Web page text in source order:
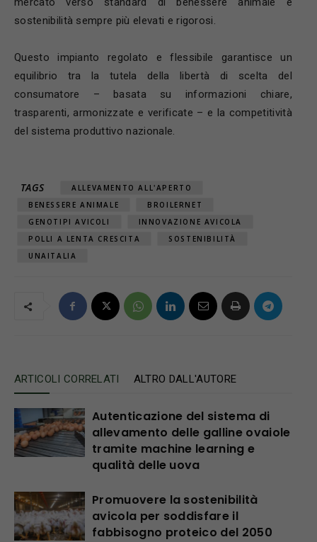
sostenibilità sempre più elevati e rigorosi.
Questo impianto regolato e flessibile garantisce un
equilibrio tra la tutela della libertà di scelta del
consumatore – basata su informazioni chiare,
trasparenti, armonizzate e verificate – e la competitività
del sistema produttivo nazionale.
TAGS
ALLEVAMENTO ALL'APERTO
BENESSERE ANIMALE
BROILERNET
GENOTIPI AVICOLI
INNOVAZIONE AVICOLA
POLLI A LENTA CRESCITA
SOSTENIBILITÀ
UNAITALIA
ARTICOLI CORRELATI ALTRO DALL'AUTORE
Autenticazione del sistema di
allevamento delle galline ovaiole
tramite machine learning e
qualità delle uova
Promuovere la sostenibilità
avicola per soddisfare il
fabbisogno proteico del 2050